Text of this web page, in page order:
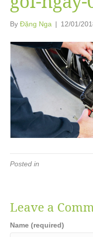
By Đặng Nga | 12/01/
Posted in
Leave a
Name (required)